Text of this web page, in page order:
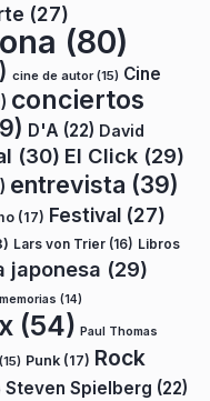
(27)
(80)
cine de autor(15) Cine
conciertos
D'A (22) David
(30) El Click (29)
entrevista (39)
(17) Festival (27)
Lars von Trier (16) Libros
japonesa (29)
memorias (14)
(54) Paul Thomas
(15) Punk (17) Rock
Steven Spielberg (22)